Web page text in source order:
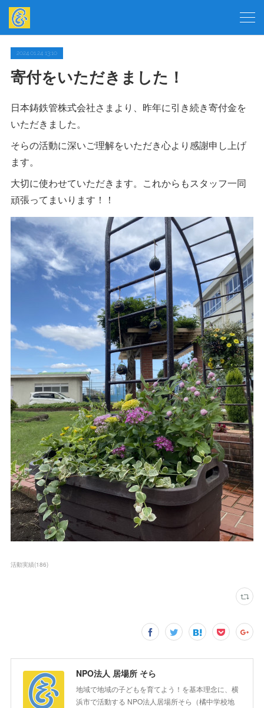
2024.01.24 13:10
寄付をいただきました！
日本鋳鉄管株式会社さまより、昨年に引き続き寄付金を
いただきました。
そらの活動に深いご理解をいただき心より感謝申し上げ
ます。
大切に使わせていただきます。これからもスタッフ一同
頑張ってまいります！！
活動実績(186)
NPO法人 居場所 そら
地域で地域の子どもを育てよう！を基本理念に、横
浜市で活動する NPO法人居場所そら（橘中学校地